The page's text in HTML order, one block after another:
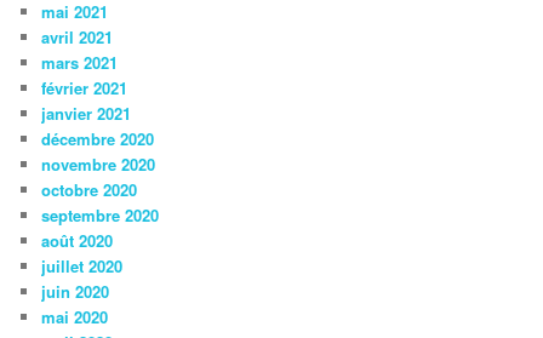
mai 2021
avril 2021
mars 2021
février 2021
janvier 2021
décembre 2020
novembre 2020
octobre 2020
septembre 2020
août 2020
juillet 2020
juin 2020
mai 2020